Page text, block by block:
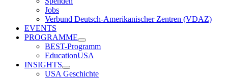
Jobs
Verbund Deutsch-Amerikanischer Zentren (VDAZ)
EVENTS
PROGRAMME
BEST-Programm
EducationUSA
INSIGHTS
USA Geschichte